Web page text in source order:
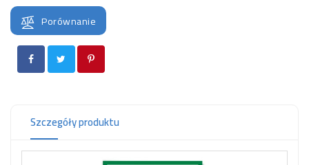
(SPRZĘT)
KONTAKT
Porównanie
Szczegóły produktu